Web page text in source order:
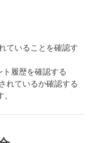
ていることを確認す
履歴を確認する
れているか確認する